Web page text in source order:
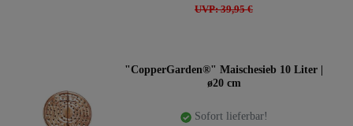
UVP: 39,95 €
"CopperGarden®" Maischesieb 10 Liter |
ø20 cm
Sofort lieferbar!